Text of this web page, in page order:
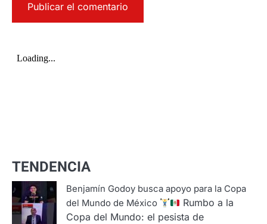
TENDENCIA
Benjamín Godoy busca apoyo para la Copa
del Mundo de México
Rumbo a la
Copa del Mundo: el pesista de